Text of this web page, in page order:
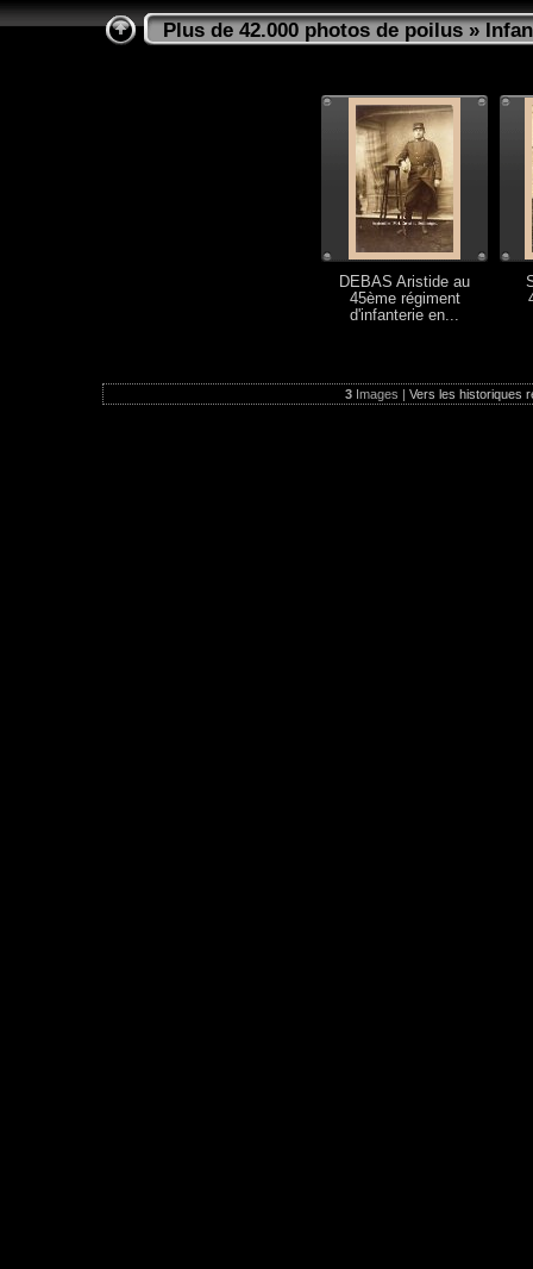
Plus de 42.000 photos de poilus»
DEBAS Aristide au
45ème régiment
d'infanterie en...
3Images | Vers les historiques